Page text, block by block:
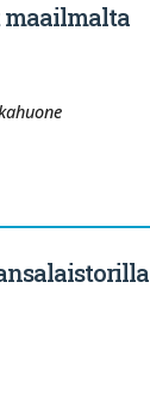
maailmalta